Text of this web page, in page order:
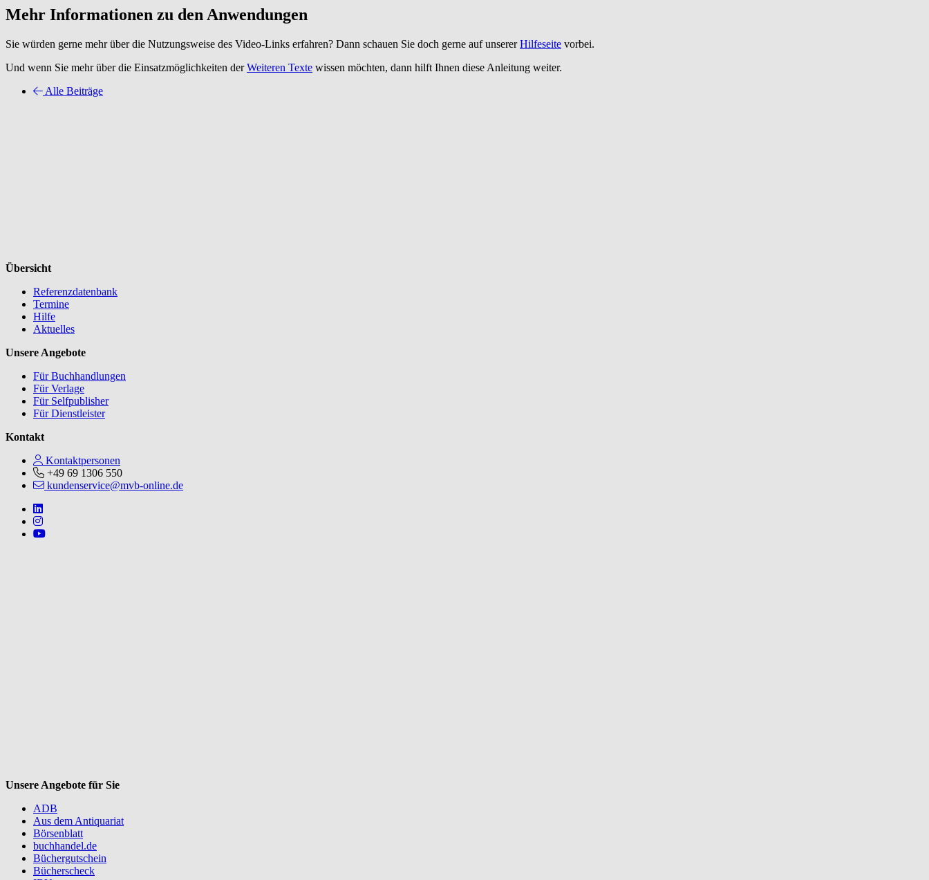
Mehr Informationen zu den Anwendungen
Sie würden gerne mehr über die Nutzungsweise des Video-Links erfahren? Dann schauen Sie doch gerne auf unsererHilfeseite vorbei.
Und wenn Sie mehr über die Einsatzmöglichkeiten derWeiteren Texte wissen möchten, dann hilft Ihnen diese Anleitung weiter.
Alle Beiträge
Übersicht
Referenzdatenbank
Termine
Hilfe
Aktuelles
Unsere Angebote
Für Buchhandlungen
Für Verlage
Für Selfpublisher
Für Dienstleister
Kontakt
Kontaktpersonen
+49 69 1306 550
kundenservice@mvb-online.de
Follow us on https://www.linkedin.com/company/mvbbooks
Follow us on https://www.instagram.com/lifeatmvb/
Follow us on https://www.youtube.com/@mvbbooks
Unsere Angebote für Sie
ADB
Aus dem Antiquariat
Börsenblatt
buchhandel.de
Büchergutschein
Bücherscheck